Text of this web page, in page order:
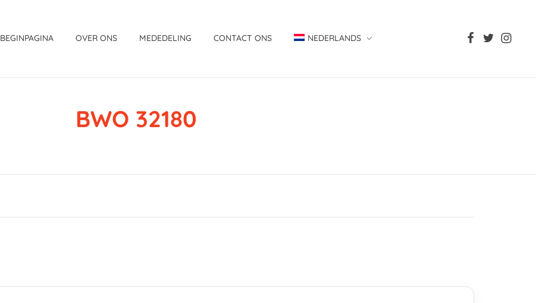
BEGINPAGINA OVER ONS MEDEDELING CONTACT ONS NEDERLANDS
BWO 32180